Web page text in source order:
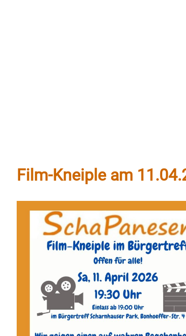
Film-Kneiple am